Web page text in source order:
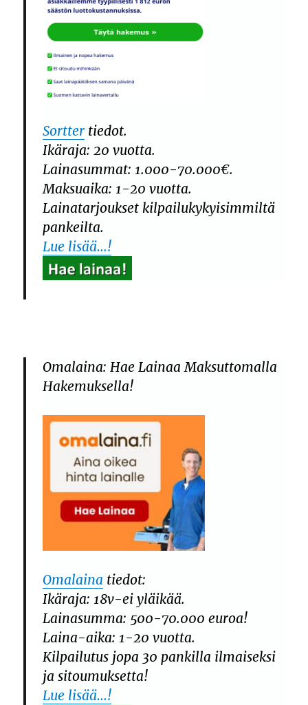
Sortter tiedot.
Ikäraja: 20 vuotta.
Lainasummat: 1.000-70.000€.
Maksuaika: 1-20 vuotta.
Lainatarjoukset kilpailukykyisimmiltä
pankeilta.
Lue lisää…!
Omalaina: Hae Lainaa Maksuttomalla
Hakemuksella!
Omalaina tiedot:
Ikäraja: 18v-ei yläikää.
Lainasumma: 500-70.000 euroa!
Laina-aika: 1-20 vuotta.
Kilpailutus jopa 30 pankilla ilmaiseksi
ja sitoumuksetta!
Lue lisää…!